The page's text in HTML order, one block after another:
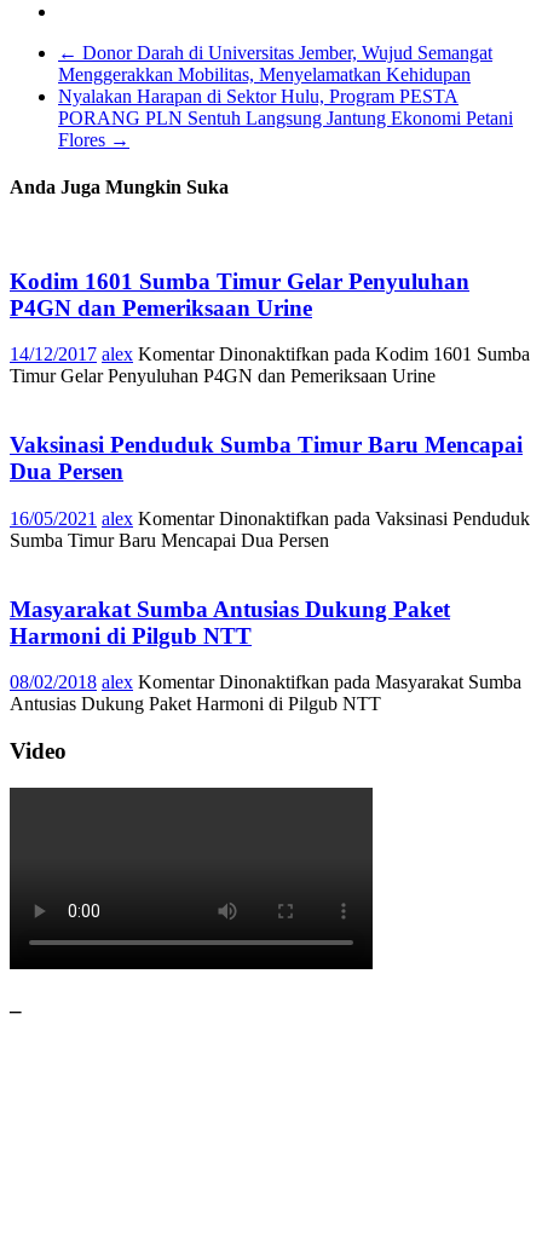
← Donor Darah di Universitas Jember, Wujud Semangat
Menggerakkan Mobilitas, Menyelamatkan Kehidupan
Nyalakan Harapan di Sektor Hulu, Program PESTA
PORANG PLN Sentuh Langsung Jantung Ekonomi Petani
Flores →
Anda Juga Mungkin Suka
Kodim 1601 Sumba Timur Gelar Penyuluhan
P4GN dan Pemeriksaan Urine
14/12/2017 alex Komentar Dinonaktifkan pada Kodim 1601 Sumba
Timur Gelar Penyuluhan P4GN dan Pemeriksaan Urine
Vaksinasi Penduduk Sumba Timur Baru Mencapai
Dua Persen
16/05/2021 alex Komentar Dinonaktifkan pada Vaksinasi Penduduk
Sumba Timur Baru Mencapai Dua Persen
Masyarakat Sumba Antusias Dukung Paket
Harmoni di Pilgub NTT
08/02/2018 alex Komentar Dinonaktifkan pada Masyarakat Sumba
Antusias Dukung Paket Harmoni di Pilgub NTT
Video
–